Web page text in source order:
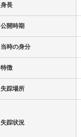
身長
公開時期
当時の身分
特徴
失踪場所
失踪状況